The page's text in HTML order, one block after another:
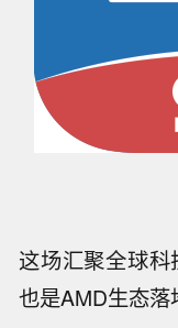
这场汇聚全球科
也是AMD生态落